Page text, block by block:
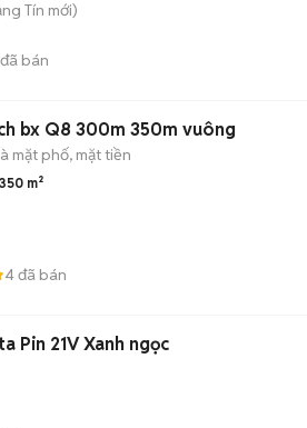
Tín mới)
đã bán
bx Q8 300m 350m vuông
mặt phố, mặt tiền
350 m²
4đã bán
Pin 21V Xanh ngọc